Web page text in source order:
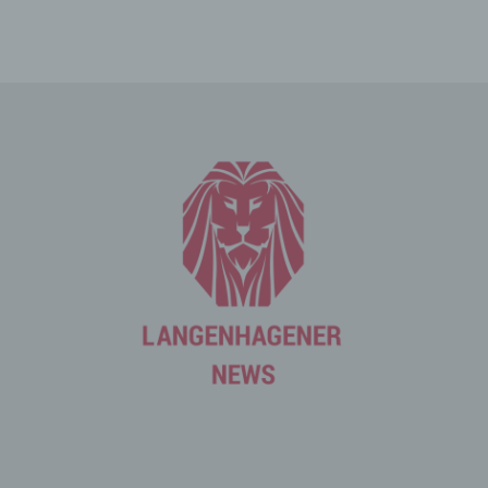
besuchten Internetseiten und Servern, den individuellen
Browser der betroffenen Person von anderen
Internetbrowsern, die andere Cookies enthalten, zu
unterscheiden. Ein bestimmter Internetbrowser kann
über die eindeutige Cookie-ID wiedererkannt und
Internetseite nutzerfreundlichere Services bereitstellen,
die ohne die Cookie-Setzung nicht möglich wären.